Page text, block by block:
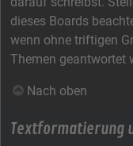
dieses Boards
wenn ohne triftigen
Themen geantwortet
Nach oben
Textformatierung